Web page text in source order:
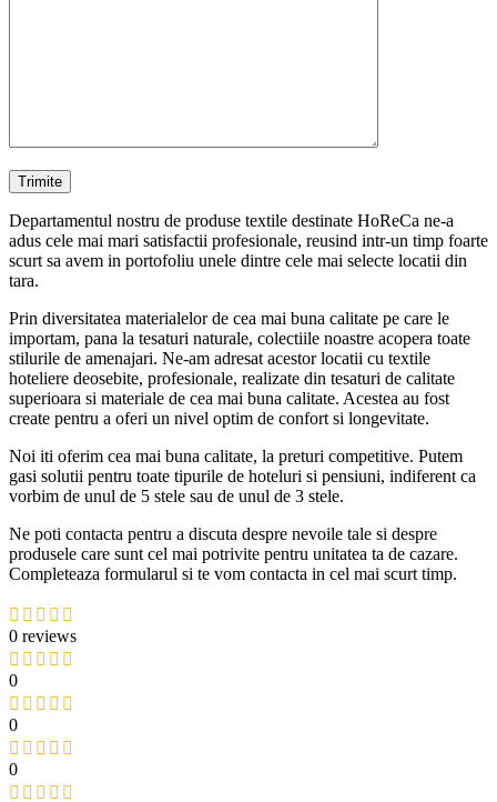
Departamentul nostru de produse textile destinate HoReCa ne-a
adus cele mai mari satisfactii profesionale, reusind intr-un timp foarte
scurt sa avem in portofoliu unele dintre cele mai selecte locatii din
tara.
Prin diversitatea materialelor de cea mai buna calitate pe care le
importam, pana la tesaturi naturale, colectiile noastre acopera toate
stilurile de amenajari. Ne-am adresat acestor locatii cu textile
hoteliere deosebite, profesionale, realizate din tesaturi de calitate
superioara si materiale de cea mai buna calitate. Acestea au fost
create pentru a oferi un nivel optim de confort si longevitate.
Noi iti oferim cea mai buna calitate, la preturi competitive. Putem
gasi solutii pentru toate tipurile de hoteluri si pensiuni, indiferent ca
vorbim de unul de 5 stele sau de unul de 3 stele.
Ne poti contacta pentru a discuta despre nevoile tale si despre
produsele care sunt cel mai potrivite pentru unitatea ta de cazare.
Completeaza formularul si te vom contacta in cel mai scurt timp.
0 reviews
0
0
0